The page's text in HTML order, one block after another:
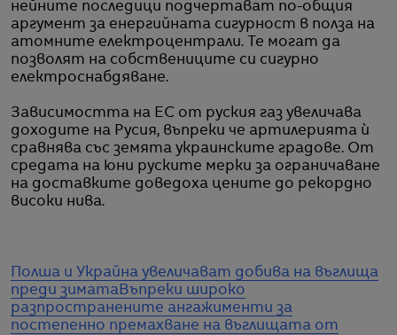
нейните последици подчертават по-общия
аргумент за енергийната сигурност в полза на
атомните електроцентрали. Те могат да
позволят на собствениците си сигурно
електроснабдяване.
Зависимостта на ЕС от руския газ увеличава
доходите на Русия, въпреки че артилерията ѝ
сравнява със земята украинските градове. От
средата на юни руските мерки за ограничаване
на доставките доведоха цените до рекордно
високи нива.
Полша и Украйна увеличават добива на въглища
преди зиматаВъпреки широко
разпространените ангажименти за
постепенно премахване на въглищата от